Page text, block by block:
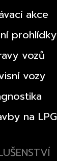
akce
prohlídky
vozů
vozy
na LPG